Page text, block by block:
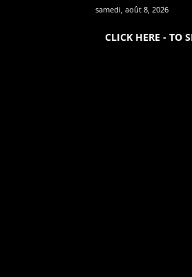
samedi, août 8, 2026
CLICK HERE - TO